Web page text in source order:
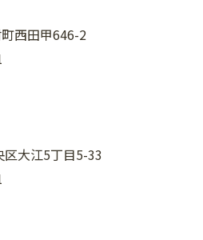
西田甲646-2
大江5丁目5-33